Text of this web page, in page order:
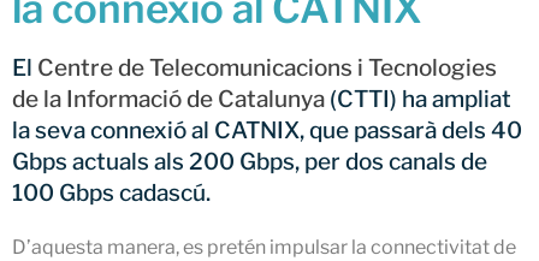
CATNIX
l’automatització de xarxes, del
BGP a la intel·ligència artificial
El CATNIX renova el servidor
arrel J de DNS
El Centre de Telecomunicacions i Tecnologies
de la Informació de Catalunya (CTTI) ha ampliat
la seva connexió al CATNIX, que passarà dels 40
Gbps actuals als 200 Gbps, per dos canals de
100 Gbps cadascú.
D’aquesta manera, es pretén impulsar la connectivitat de